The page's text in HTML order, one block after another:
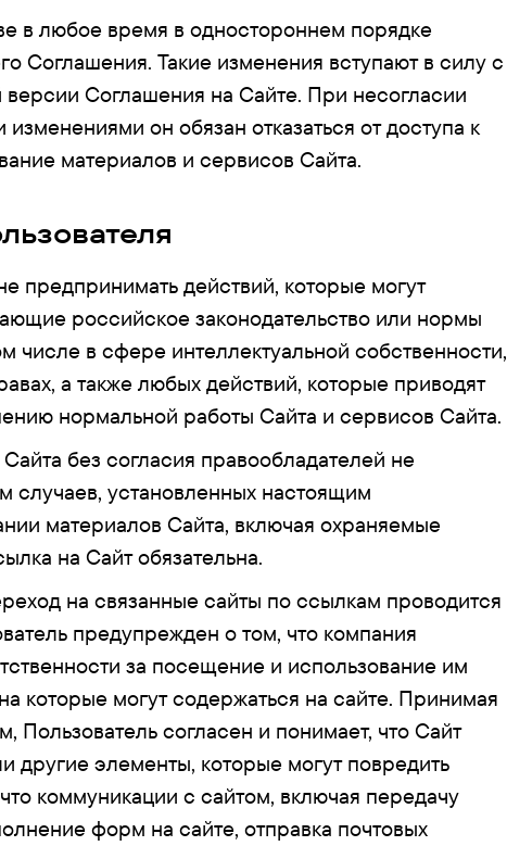
в любое время в одностороннем порядке
Соглашения. Такие изменения вступают в силу с
Соглашения на Сайте. При несогласии
он обязан отказаться от доступа к
материалов и сервисов Сайта.
предпринимать действий, которые могут
российское законодательство или нормы
числе в сфере интеллектуальной собственности,
а также любых действий, которые приводят
нормальной работы Сайта и сервисов Сайта.
без согласия правообладателей не
случаев, установленных настоящим
материалов Сайта, включая охраняемые
на Сайт обязательна.
на связанные сайты по ссылкам проводится
предупрежден о том, что компания
за посещение и использование им
которые могут содержаться на сайте. Принимая
Пользователь согласен и понимает, что Сайт
другие элементы, которые могут повредить
коммуникации с сайтом, включая передачу
форм на сайте, отправка почтовых